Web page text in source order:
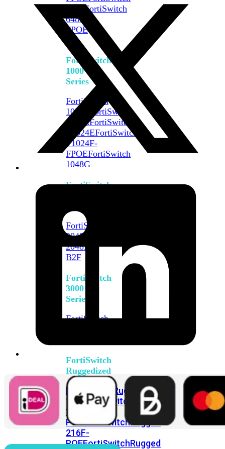
FortiSwitch
648F-
FPOE
FortiSwitch
1000
Series
FortiSwitch
1024E
FortiSwitch
1048EFortiSwitch
T1024EFortiSwitch
T1024F-
FPOEFortiSwitch
1048G
FortiSwitch
FortiSwitch
2048F
2048F-
B2F
FortiSwitch
3000
Series
FortiSwitch
FortiSwitch
Ruggedized
FortiSwitchRugged
108F FortiSwitchRugged
112F-
POEFortiSwitchRugged
216F-
POEFortiSwitchRugged